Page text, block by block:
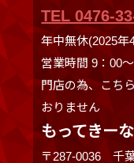
TEL 0476-
年中無休(2025年
営業時間 9：00
門店の為、こち
おりません
もってきー
〒287-0036 千